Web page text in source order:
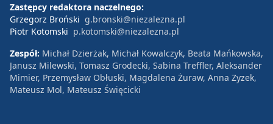
Zastępcy redaktora naczelnego:
Grzegorz Broński g.bronski@niezalezna.pl
Piotr Kotomski p.kotomski@niezalezna.pl
Zespół: Michał Dzierżak, Michał Kowalczyk, Beata Mańkowska,
Janusz Milewski, Tomasz Grodecki, Sabina Treffler, Aleksander
Mimier, Przemysław Obłuski, Magdalena Żuraw, Anna Zyzek,
Mateusz Mol, Mateusz Święcicki